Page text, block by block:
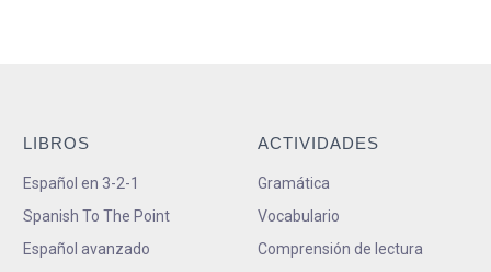
LIBROS
Español en 3-2-1
Spanish To The Point
Español avanzado
ACTIVIDADES
Gramática
Vocabulario
Comprensión de lectura